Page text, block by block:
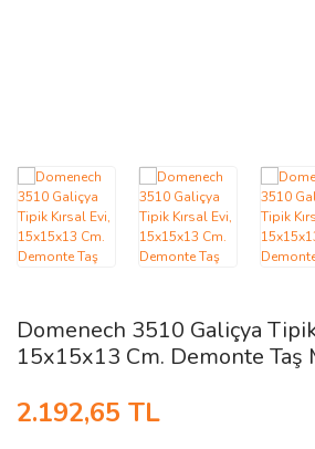
Domenech 3510 Galiçya
15x15x13 Cm. Demonte Taş
2.192,65 TL
TEKNİK KİTAP ve KATALOGLAR